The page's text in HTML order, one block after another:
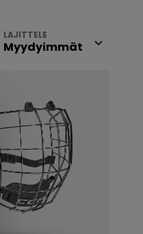
LAJITTELE